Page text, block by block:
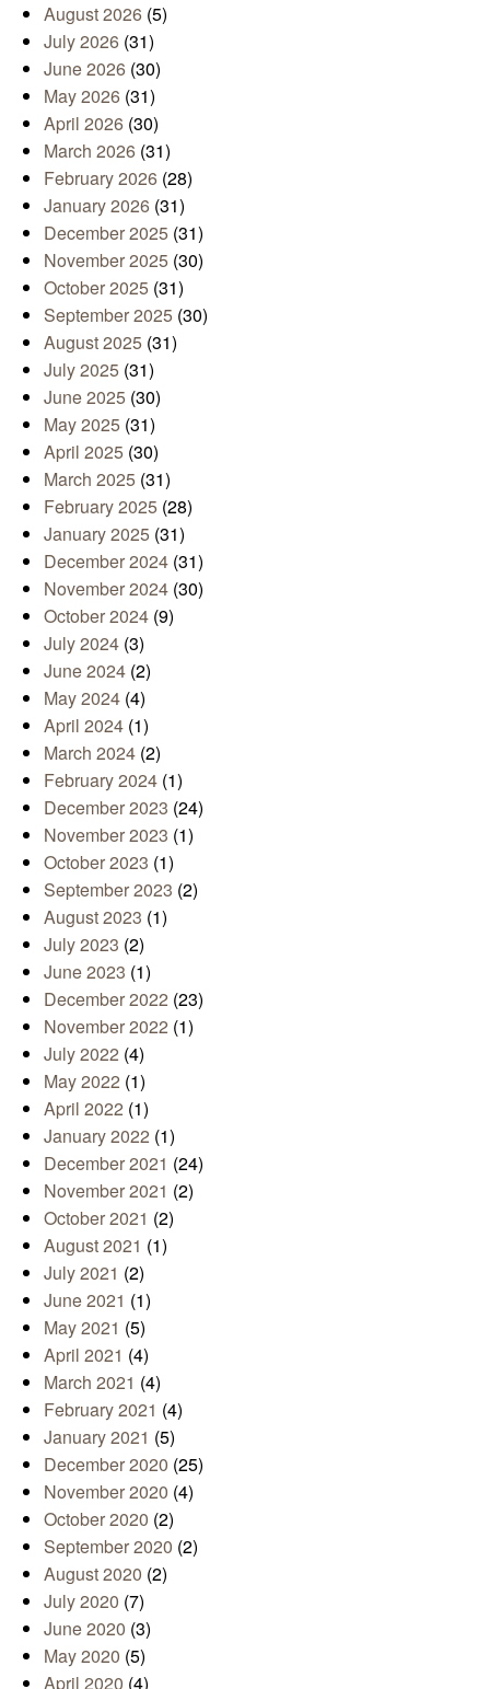
August 2026 (5)
July 2026 (31)
June 2026 (30)
May 2026 (31)
April 2026 (30)
March 2026 (31)
February 2026 (28)
January 2026 (31)
December 2025 (31)
November 2025 (30)
October 2025 (31)
September 2025 (30)
August 2025 (31)
July 2025 (31)
June 2025 (30)
May 2025 (31)
April 2025 (30)
March 2025 (31)
February 2025 (28)
January 2025 (31)
December 2024 (31)
November 2024 (30)
October 2024 (9)
July 2024 (3)
June 2024 (2)
May 2024 (4)
April 2024 (1)
March 2024 (2)
February 2024 (1)
December 2023 (24)
November 2023 (1)
October 2023 (1)
September 2023 (2)
August 2023 (1)
July 2023 (2)
June 2023 (1)
December 2022 (23)
November 2022 (1)
July 2022 (4)
May 2022 (1)
April 2022 (1)
January 2022 (1)
December 2021 (24)
November 2021 (2)
October 2021 (2)
August 2021 (1)
July 2021 (2)
June 2021 (1)
May 2021 (5)
April 2021 (4)
March 2021 (4)
February 2021 (4)
January 2021 (5)
December 2020 (25)
November 2020 (4)
October 2020 (2)
September 2020 (2)
August 2020 (2)
July 2020 (7)
June 2020 (3)
May 2020 (5)
April 2020 (4)